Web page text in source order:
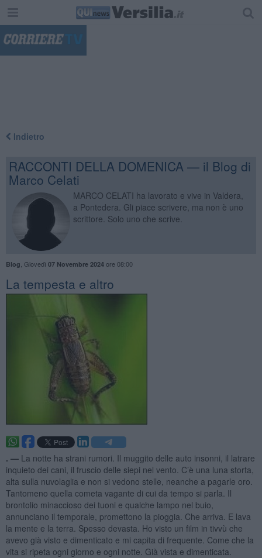
Indietro
RACCONTI DELLA DOMENICA — il Blog di
Marco Celati
MARCO CELATI ha lavorato e vive in Valdera,
a Pontedera. Gli piace scrivere, ma non è uno
scrittore. Solo uno che scrive.
Blog Giovedì 07 Novembre 2024ore 08:00
La tempesta e altro
. — La notte ha strani rumori. Il muggito delle auto insonni, il latrare
inquieto dei cani, il fruscio delle siepi nel vento. C’è una luna storta,
alta sulla nuvolaglia e non si vedono stelle, neanche a pagarle oro.
Tantomeno quella cometa vagante di cui da tempo si parla. Il
brontolio minaccioso dei tuoni e qualche lampo nel buio,
annunciano il temporale, promettono la pioggia. Che arriva. E lava
la mente e la terra. Spesso devasta. Ho visto un film in tivvù che
avevo già visto e dimenticato e mi capita di frequente. Come che la
vita si ripeta ogni giorno e ogni notte. Già vista e dimenticata.